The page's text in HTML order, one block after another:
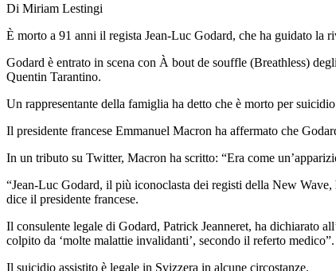
Di Miriam Lestingi
È morto a 91 anni il regista Jean-Luc Godard, che ha guidato la
Godard è entrato in scena con À bout de souffle (Breathless)
Quentin Tarantino.
Un rappresentante della famiglia ha detto che è morto per
Il presidente francese Emmanuel Macron ha affermato che
In un tributo su Twitter, Macron ha scritto: “Era come
“Jean-Luc Godard, il più iconoclasta dei registi della New
dice il presidente francese.
Il consulente legale di Godard, Patrick Jeanneret, ha dichiarato
colpito da ‘molte malattie invalidanti’, secondo il referto medico”.
Il suicidio assistito è legale in Svizzera in alcune circostanze.